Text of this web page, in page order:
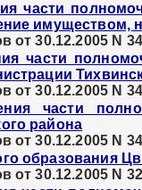
части
имуществом,
от 30.12.2005 N
части
от 30.12.2005 N
части
района
от 30.12.2005 N
образования
от 30.12.2005 N 32